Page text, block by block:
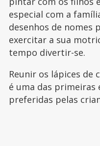
especial com a
desenhos de nomes
exercitar a sua
tempo divertir-se.
Reunir os lápices de
é uma das primeiras
preferidas pelas